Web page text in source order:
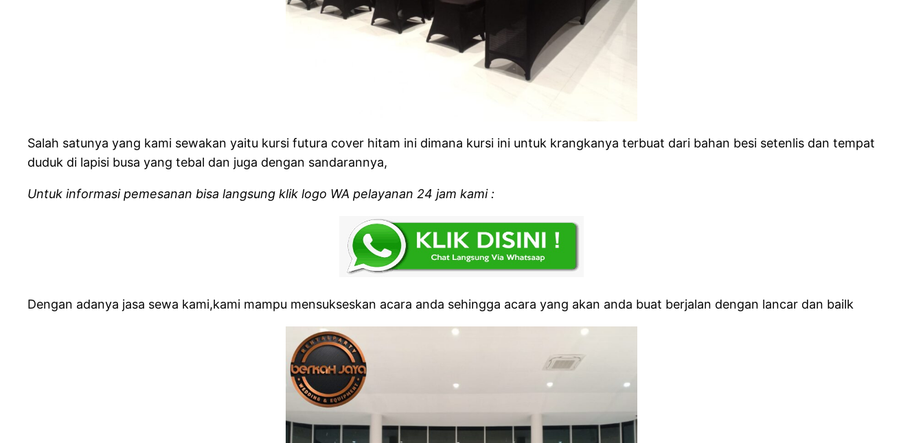
Salah satunya yang kami sewakan yaitu kursi futura cover hitam ini dimana kursi ini untuk krangkanya terbuat dari bahan besi setenlis dan tempat
duduk di lapisi busa yang tebal dan juga dengan sandarannya,
Untuk informasi pemesanan bisa langsung klik logo WA pelayanan 24 jam kami :
Dengan adanya jasa sewa kami,kami mampu mensukseskan acara anda sehingga acara yang akan anda buat berjalan dengan lancar dan bailk